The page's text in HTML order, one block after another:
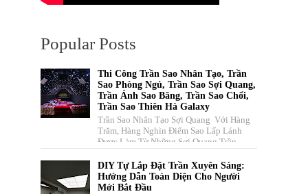
Popular Posts
Thi Công Trần Sao Nhân Tạo, Trần
Sao Phòng Ngủ, Trần Sao Sợi Quang,
Trần Ánh Sao Băng, Trần Sao Chổi,
Trần Sao Thiên Hà Galaxy
Trần Sao Nhân Tạo Sợi Quang Với Hàng
Trăm, Hàng Nghìn Điểm Sao Lấp Lánh
Được Làm Từ Những Sợi Quang Trần
Truyền Dẫn Ánh Sáng Nhiều Màu Sắc ...
DIY Tự Lắp Đặt Trần Xuyên Sáng:
Hướng Dẫn Toàn Diện Cho Người
Mới Bắt Đầu